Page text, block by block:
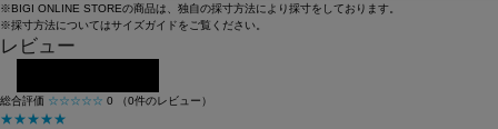
※BIGI ONLINE STOREの商品は、独自の採寸方法により採寸をしております。
※採寸方法についてはサイズガイドをご覧ください。
レビュー
総合評価 ☆☆☆☆☆ 0 （0件のレビュー）
★★★★★